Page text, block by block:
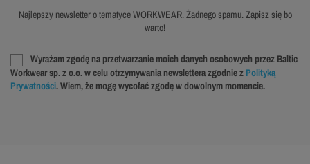
Najlepszy newsletter o tematyce WORKWEAR. Żadnego spamu. Zapisz się bo
warto!
Wyrażam zgodę na przetwarzanie moich danych osobowych przez Baltic
Workwear sp. z o.o. w celu otrzymywania newslettera zgodnie z Polityką
Prywatności. Wiem, że mogę wycofać zgodę w dowolnym momencie.